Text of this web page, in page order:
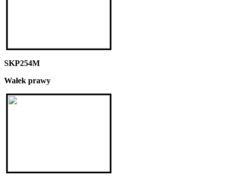
SKP254M
Wałek prawy